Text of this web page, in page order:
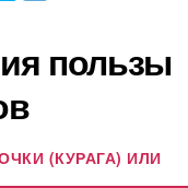
пользы
(КУРАГА) ИЛИ